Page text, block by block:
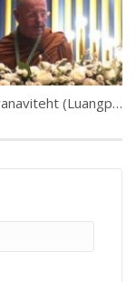
Phra Bhavanaviteht (Luangpor Khammadhammo)